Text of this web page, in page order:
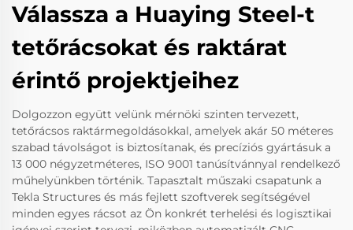
Válassza a Huaying Steel-t
tetőrácsokat és raktárat
érintő projektjeihez
Dolgozzon együtt velünk mérnöki szinten tervezett,
tetőrácsos raktármegoldásokkal, amelyek akár 50 méteres
szabad távolságot is biztosítanak, és precíziós gyártásuk a
13 000 négyzetméteres, ISO 9001 tanúsítvánnyal rendelkező
műhelyünkben történik. Tapasztalt műszaki csapatunk a
Tekla Structures és más fejlett szoftverek segítségével
minden egyes rácsot az Ön konkrét terhelési és logisztikai